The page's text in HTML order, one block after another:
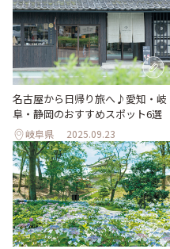
名古屋から日帰り旅へ♪愛知・岐
阜・静岡のおすすめスポット6選
岐阜県 2025.09.23